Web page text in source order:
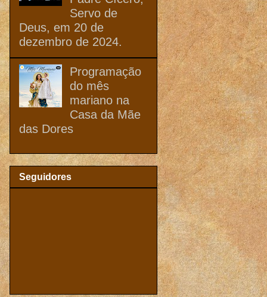
Servo de
Deus, em 20 de
dezembro de 2024.
Programação
do mês
mariano na
Casa da Mãe
das Dores
Seguidores